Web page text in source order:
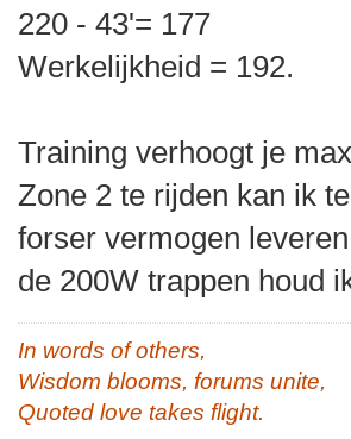
220 - 43'= 177
Werkelijkheid = 192.
Training verhoogt je
Zone 2 te rijden kan ik
forser vermogen
de 200W trappen houd
In words of others,
Wisdom blooms, forums unite,
Quoted love takes flight.